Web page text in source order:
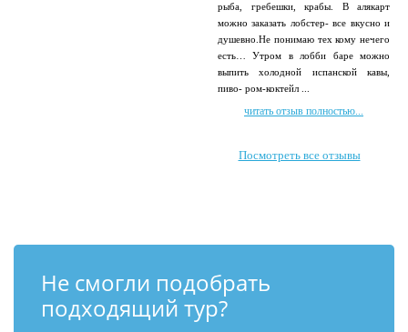
рыба, гребешки, крабы. В алякарт
можно заказать лобстер- все вкусно и
душевно.Не понимаю тех кому нечего
есть… Утром в лобби баре можно
выпить холодной испанской кавы,
пиво- ром-коктейл ...
читать отзыв полностью...
Посмотреть все отзывы
Не смогли подобрать
подходящий тур?